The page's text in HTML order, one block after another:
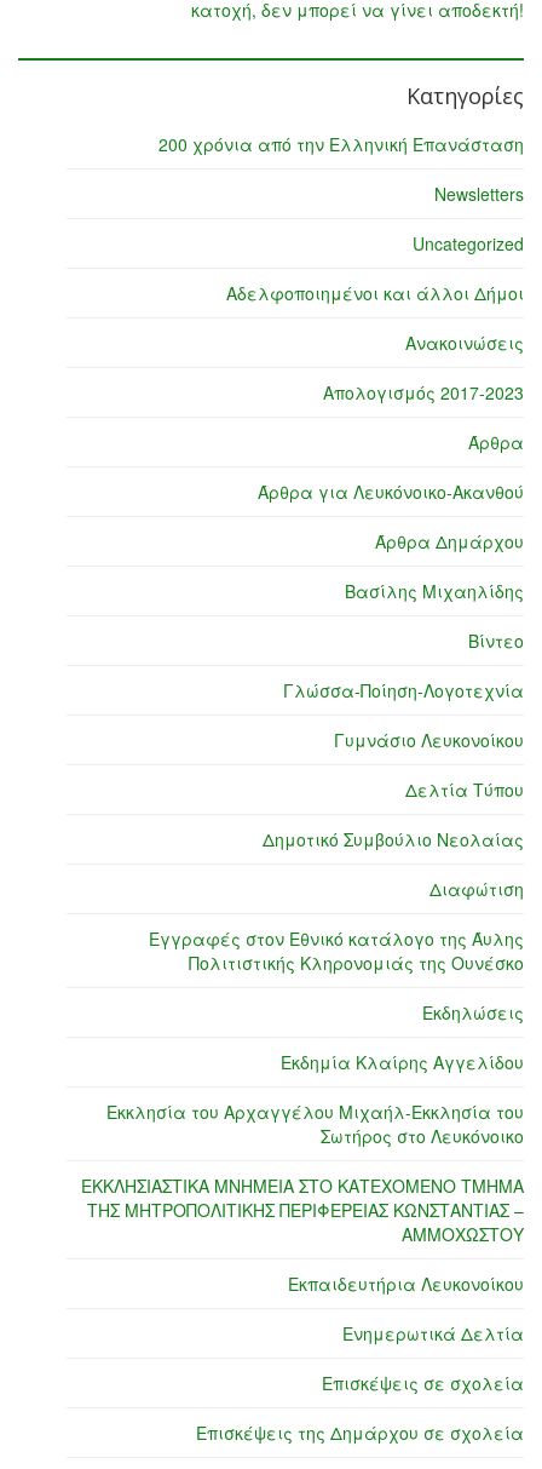
κατοχή, δεν μπορεί να γίνει αποδεκτή!
Κατηγορίες
200 χρόνια από την Ελληνική Επανάσταση
Newsletters
Uncategorized
Αδελφοποιημένοι και άλλοι Δήμοι
Ανακοινώσεις
Απολογισμός 2017-2023
Άρθρα
Άρθρα για Λευκόνοικο-Ακανθού
Άρθρα Δημάρχου
Βασίλης Μιχαηλίδης
Βίντεο
Γλώσσα-Ποίηση-Λογοτεχνία
Γυμνάσιο Λευκονοίκου
Δελτία Τύπου
Δημοτικό Συμβούλιο Νεολαίας
Διαφώτιση
Εγγραφές στον Εθνικό κατάλογο της Άυλης
Πολιτιστικής Κληρονομιάς της Ουνέσκο
Εκδηλώσεις
Εκδημία Κλαίρης Αγγελίδου
Εκκλησία του Αρχαγγέλου Μιχαήλ-Εκκλησία του
Σωτήρος στο Λευκόνοικο
ΕΚΚΛΗΣΙΑΣΤΙΚΑ ΜΝΗΜΕΙΑ ΣΤΟ ΚΑΤΕΧΟΜΕΝΟ ΤΜΗΜΑ
ΤΗΣ ΜΗΤΡΟΠΟΛΙΤΙΚΗΣ ΠΕΡΙΦΕΡΕΙΑΣ ΚΩΝΣΤΑΝΤΙΑΣ –
ΑΜΜΟΧΩΣΤΟΥ
Εκπαιδευτήρια Λευκονοίκου
Ενημερωτικά Δελτία
Επισκέψεις σε σχολεία
Επισκέψεις της Δημάρχου σε σχολεία